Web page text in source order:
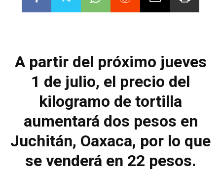
A partir del próximo jueves
1 de julio, el precio del
kilogramo de tortilla
aumentará dos pesos en
Juchitán, Oaxaca, por lo que
se venderá en 22 pesos.